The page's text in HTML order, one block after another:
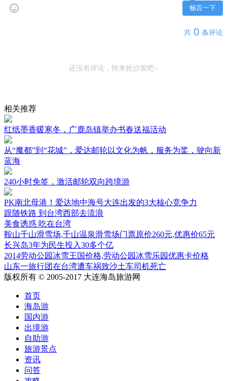
畅言一下
共 0 条评论
还没有评论，快来抢沙发吧~
相关推荐
红纸墨香暖寒冬，广鹿岛镇举办书春送福活动
从“魔都”到“花城”，爱达邮轮以文化为帆，服务为桨，驶向新
蓝海
240小时免签，激活邮轮双向跨境游
PK南北母港！爱达地中海号大连出发的3大核心竞争力
跟随铁路 到台湾西部去流浪
美食诱惑 吃在台湾
鞍山千山滑雪场,千山温泉滑雪场门票原价260元,优惠价65元
长兴岛3年为民生投入30多个亿
2014劳动公园冰雪王国价格,劳动公园冰雪乐园优惠卡价格
山东一旅行团在台湾遭车祸致沙土车司机死亡
版权所有 © 2005-2017 大连海岛旅游网
首页
海岛游
国内游
出境游
自助游
旅游景点
资讯
问答